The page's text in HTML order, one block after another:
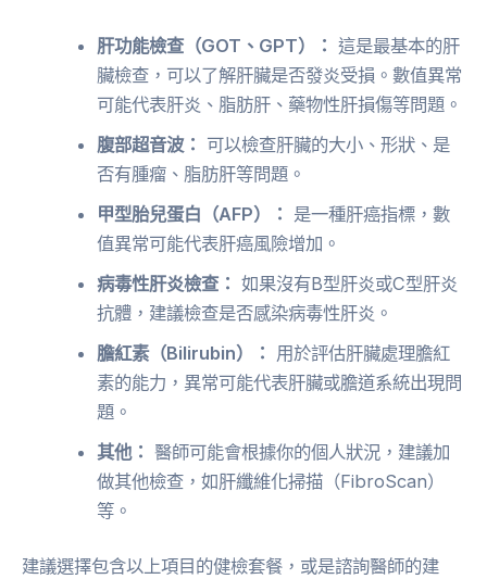
肝功能檢查（GOT、GPT）： 這是最基本的肝
臟檢查，可以了解肝臟是否發炎受損。數值異常
可能代表肝炎、脂肪肝、藥物性肝損傷等問題。
腹部超音波： 可以檢查肝臟的大小、形狀、是
否有腫瘤、脂肪肝等問題。
甲型胎兒蛋白（AFP）： 是一種肝癌指標，數
值異常可能代表肝癌風險增加。
病毒性肝炎檢查： 如果沒有B型肝炎或C型肝炎
抗體，建議檢查是否感染病毒性肝炎。
膽紅素（Bilirubin）：
用於評估肝臟處理膽紅
素的能力，異常可能代表肝臟或膽道系統出現問
題。
其他： 醫師可能會根據你的個人狀況，建議加
做其他檢查，如肝纖維化掃描（FibroScan）
等。
建議選擇包含以上項目的健檢套餐，或是諮詢醫師的建